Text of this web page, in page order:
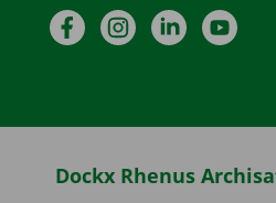
FacebookInstagramLinkedIn
Dockx Rhenus